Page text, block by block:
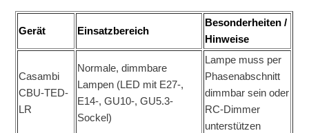
Gerät Einsatzbereich
Besonderheiten /
Hinweise
Casambi
CBU-TED-
LR
Normale, dimmbare
Lampen (LED mit E27-,
E14-, GU10-, GU5.3-
Sockel)
Lampe muss per
Phasenabschnitt
dimmbar sein oder
RC-Dimmer
unterstützen